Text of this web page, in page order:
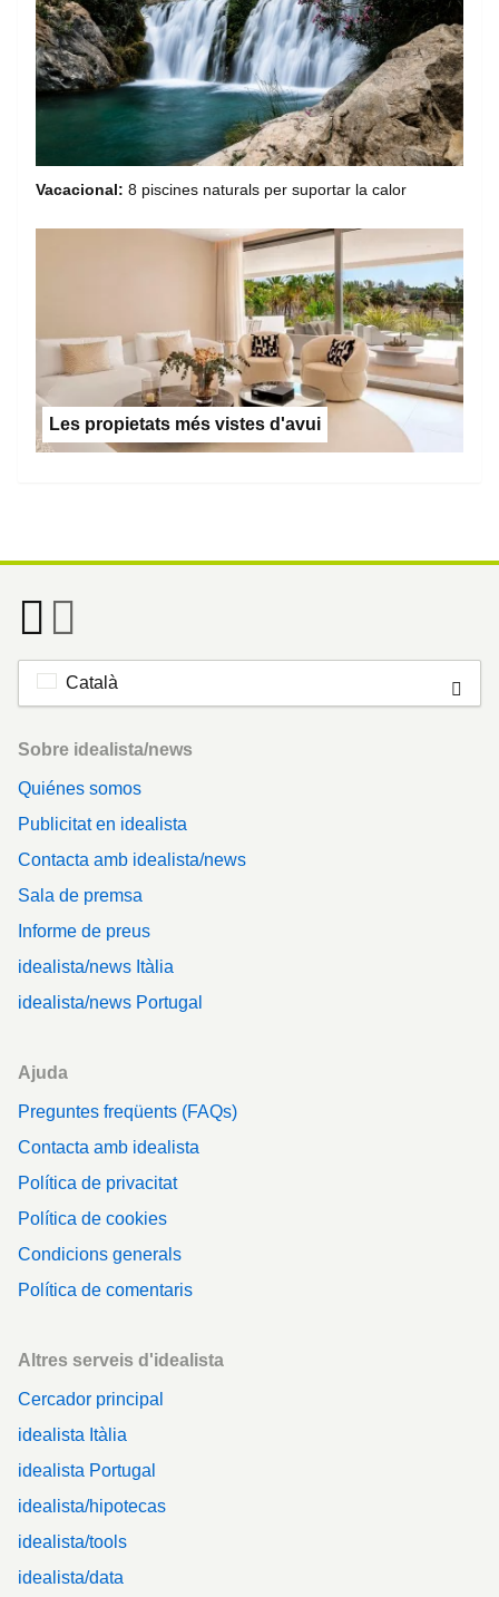
Vacacional: 8 piscines naturals per suportar la calor
Les propietats més vistes d'avui
Català
Footer
Sobre idealista/news
Quiénes somos
Publicitat en idealista
Contacta amb idealista/news
Sala de premsa
Informe de preus
idealista/news Itàlia
idealista/news Portugal
Ajuda
Preguntes freqüents (FAQs)
Contacta amb idealista
Política de privacitat
Política de cookies
Condicions generals
Política de comentaris
Altres serveis d'idealista
Cercador principal
idealista Itàlia
idealista Portugal
idealista/hipotecas
idealista/tools
idealista/data